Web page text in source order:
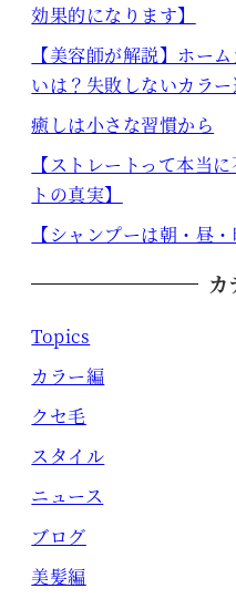
効果的になります】
【美容師が解説】ホー
いは？失敗しないカラ
癒しは小さな習慣から
【ストレートって本当
トの真実】
【シャンプーは朝・昼
カ
Topics
カラー編
クセ毛
スタイル
ニュース
ブログ
美髪編